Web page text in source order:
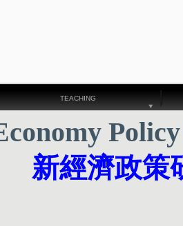
新經濟政策
TEACHING